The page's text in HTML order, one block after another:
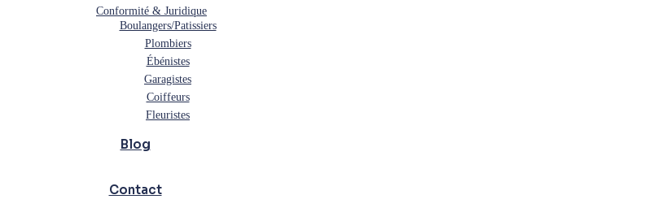
Conformité & Juridique
Boulangers/Patissiers
Plombiers
Ébénistes
Garagistes
Coiffeurs
Fleuristes
Blog
Contact